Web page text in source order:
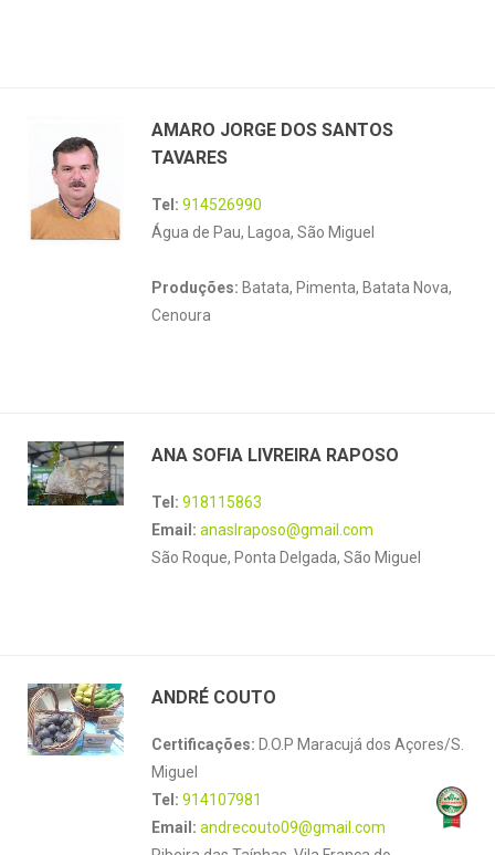
AMARO JORGE DOS SANTOS
TAVARES
Tel: 914526990
Água de Pau, Lagoa, São Miguel
Produções: Batata, Pimenta, Batata Nova,
Cenoura
ANA SOFIA LIVREIRA RAPOSO
Tel: 918115863
Email: anaslraposo@gmail.com
São Roque, Ponta Delgada, São Miguel
ANDRÉ COUTO
Certificações: D.O.P Maracujá dos Açores/S.
Miguel
Tel: 914107981
Email: andrecouto09@gmail.com